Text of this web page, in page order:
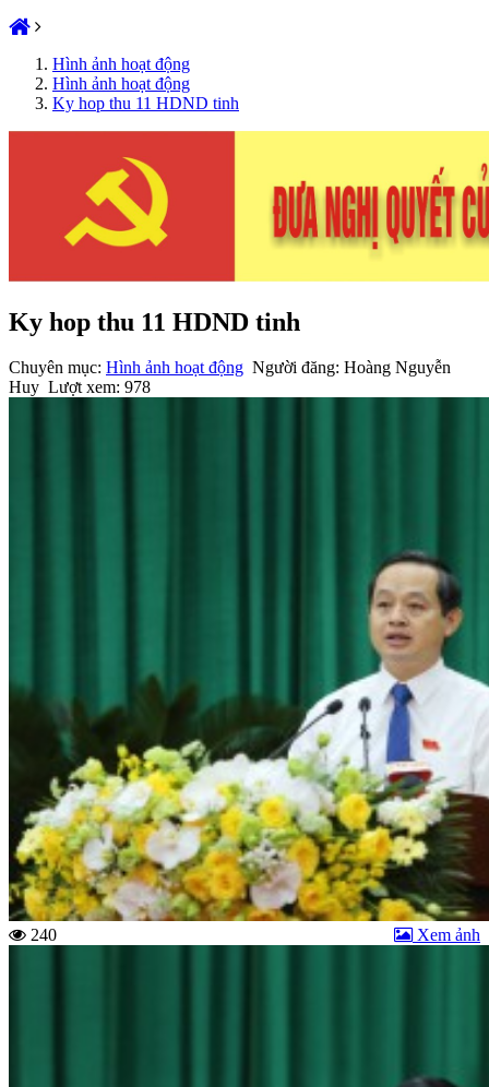
Hình ảnh hoạt động
Hình ảnh hoạt động
Ky hop thu 11 HDND tinh
Ky hop thu 11 HDND tinh
Chuyên mục: Hình ảnh hoạt động Người đăng: Hoàng Nguyễn
Huy Lượt xem: 978
240 Xem ảnh